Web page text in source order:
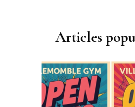
Articles